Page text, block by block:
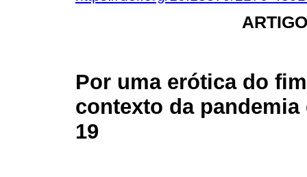
Por uma erótica do
contexto da pandemia
19